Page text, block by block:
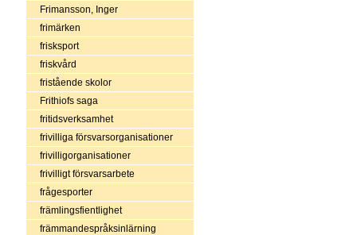
Frimansson, Inger
frimärken
frisksport
friskvård
fristående skolor
Frithiofs saga
fritidsverksamhet
frivilliga försvarsorganisationer
frivilligorganisationer
frivilligt försvarsarbete
frågesporter
främlingsfientlighet
främmandespråksinlärning